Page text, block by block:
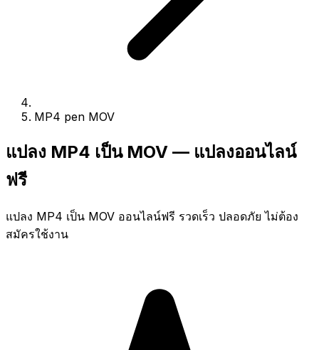
MP4 pen MOV
แปลง MP4 เป็น MOV — แปลงออนไลน์
ฟรี
แปลง MP4 เป็น MOV ออนไลน์ฟรี รวดเร็ว ปลอดภัย ไม่ต้อง
สมัครใช้งาน